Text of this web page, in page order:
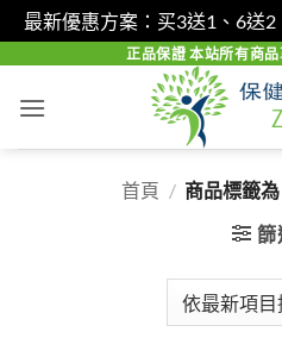
最新優惠方案：买3送1、6送2
content
正品保證 本站所有商
首頁 / 商品標籤
篩